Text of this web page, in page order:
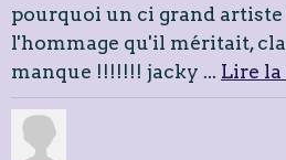
pourquoi un ci grand artiste
l'hommage qu'il méritait,
manque !!!!!!! jacky ... Lire